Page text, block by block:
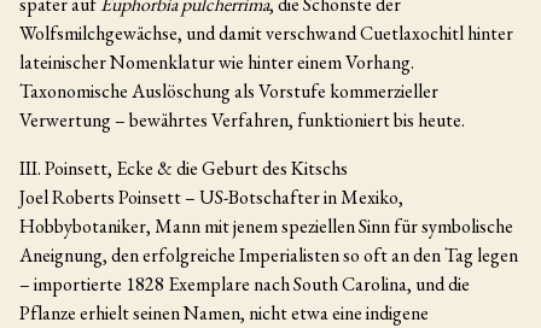
Wolfsmilchgewächse, und damit verschwand Cuetlaxochitl hinter
lateinischer Nomenklatur wie hinter einem Vorhang.
Taxonomische Auslöschung als Vorstufe kommerzieller
Verwertung – bewährtes Verfahren, funktioniert bis heute.
III. Poinsett, Ecke & die Geburt des Kitschs
Joel Roberts Poinsett – US-Botschafter in Mexiko,
Hobbybotaniker, Mann mit jenem speziellen Sinn für symbolische
Aneignung, den erfolgreiche Imperialisten so oft an den Tag legen
– importierte 1828 Exemplare nach South Carolina, und die
Pflanze erhielt seinen Namen, nicht etwa eine indigene